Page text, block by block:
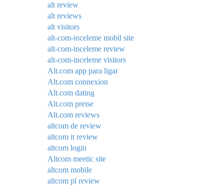
alt review
alt reviews
alt visitors
alt-com-inceleme mobil site
alt-com-inceleme review
alt-com-inceleme visitors
Alt.com app para ligar
Alt.com connexion
Alt.com dating
Alt.com preise
Alt.com reviews
altcom de review
altcom it review
altcom login
Altcom meetic site
altcom mobile
altcom pl review